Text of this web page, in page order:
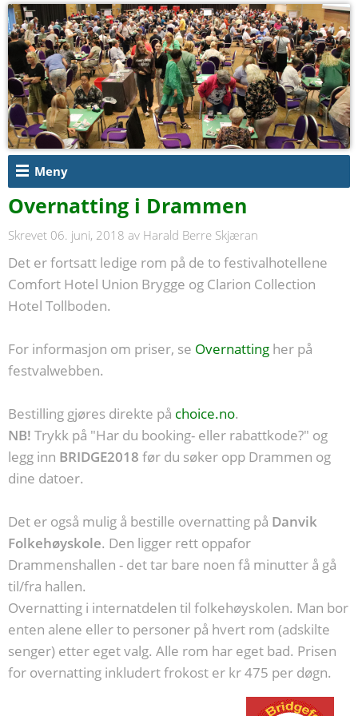
Meny
Overnatting i Drammen
Skrevet 06. juni, 2018 av Harald Berre Skjæran
Det er fortsatt ledige rom på de to festivalhotellene
Comfort Hotel Union Brygge og Clarion Collection
Hotel Tollboden.
For informasjon om priser, se Overnatting her på
festvalwebben.
Bestilling gjøres direkte på choice.no.
NB! Trykk på "Har du booking- eller rabattkode?" og
legg inn BRIDGE2018 før du søker opp Drammen og
dine datoer.
Det er også mulig å bestille overnatting på Danvik
Folkehøyskole. Den ligger rett oppafor
Drammenshallen - det tar bare noen få minutter å gå
til/fra hallen.
Overnatting i internatdelen til folkehøyskolen. Man bor
enten alene eller to personer på hvert rom (adskilte
senger) etter eget valg. Alle rom har eget bad. Prisen
for overnatting inkludert frokost er kr 475 per døgn.